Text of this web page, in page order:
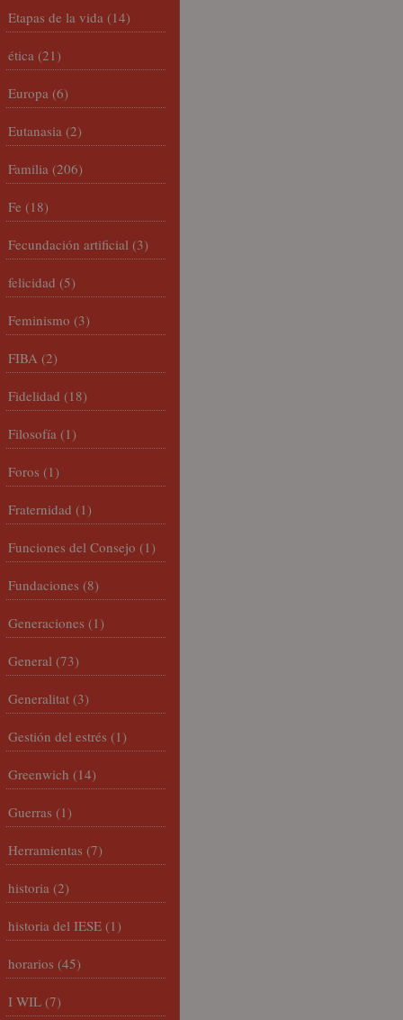
Etapas de la vida (14)
ética (21)
Europa (6)
Eutanasia (2)
Familia (206)
Fe (18)
Fecundación artificial (3)
felicidad (5)
Feminismo (3)
FIBA (2)
Fidelidad (18)
Filosofía (1)
Foros (1)
Fraternidad (1)
Funciones del Consejo (1)
Fundaciones (8)
Generaciones (1)
General (73)
Generalitat (3)
Gestión del estrés (1)
Greenwich (14)
Guerras (1)
Herramientas (7)
historia (2)
historia del IESE (1)
horarios (45)
I WIL (7)